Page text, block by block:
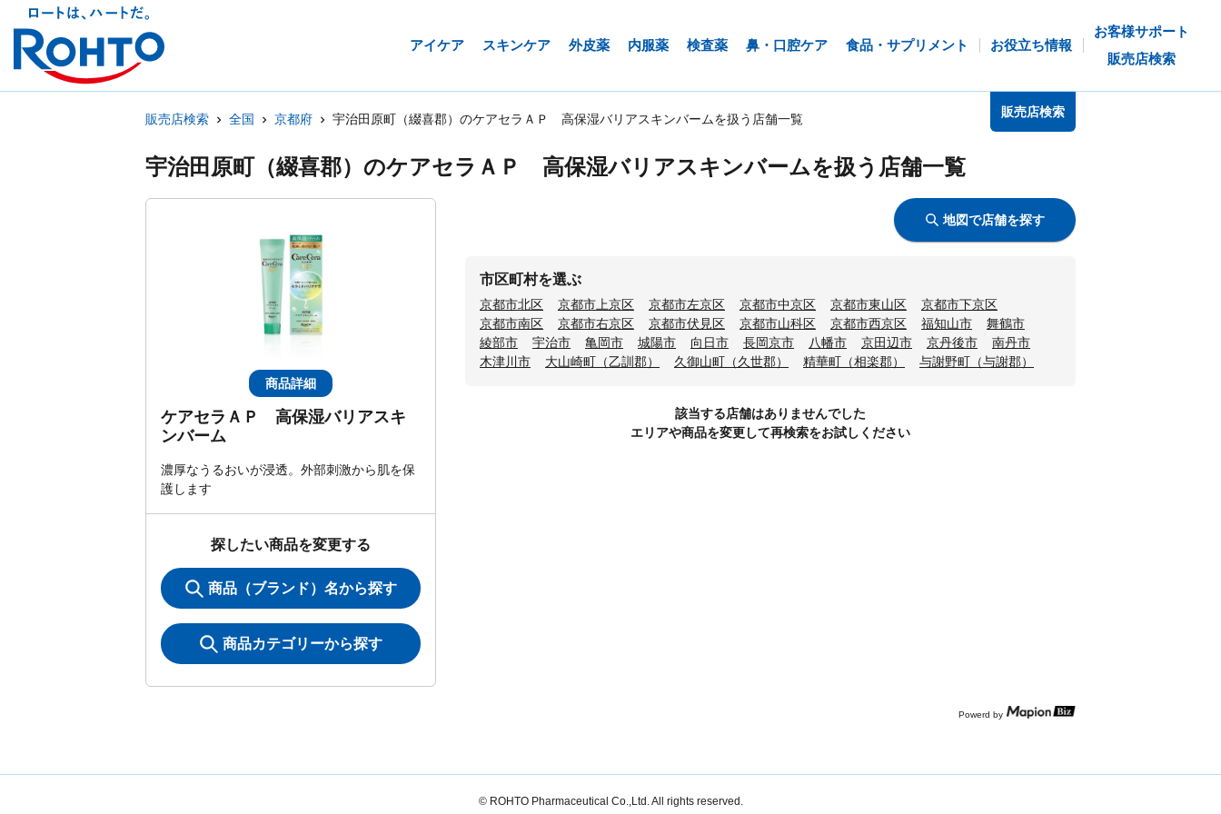
アイケア スキンケア 外皮薬 内服薬 検査薬 鼻・口腔ケア 食品・サプリメント お役立ち情報
お客様サポート
販売店検索
販売店検索 全国 京都府 宇治田原町（綴喜郡）のケアセラＡＰ 高保湿バリアスキンバームを扱う店舗一覧 販売店検索
宇治田原町（綴喜郡）のケアセラＡＰ 高保湿バリアスキンバームを扱う店舗一覧
商品詳細
ケアセラＡＰ 高保湿バリアスキ
ンバーム
濃厚なうるおいが浸透。外部刺激から肌を保
護します
探したい商品を変更する
商品（ブランド）名から探す
商品カテゴリーから探す
地図で店舗を探す
市区町村を選ぶ
京都市北区 京都市上京区 京都市左京区 京都市中京区 京都市東山区
京都市下京区
京都市南区
京都市右京区 京都市伏見区 京都市山科区 京都市西京区 福知山市
舞鶴市
綾部市
宇治市 亀岡市 城陽市 向日市 長岡京市 八幡市 京田辺市 京丹後市
南丹市
木津川市
大山崎町（乙訓郡） 久御山町（久世郡） 精華町（相楽郡） 与謝野町（与謝郡）
該当する店舗はありませんでした
エリアや商品を変更して再検索をお試しください
Powerd by
© ROHTO Pharmaceutical Co.,Ltd. All rights reserved.